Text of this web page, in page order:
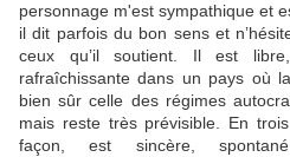
personnage m'est sympathique et
il dit parfois du bon sens et
ceux qu’il soutient. Il est
rafraîchissante dans un pays où
bien sûr celle des régimes
mais reste très prévisible. En
façon, est sincère,